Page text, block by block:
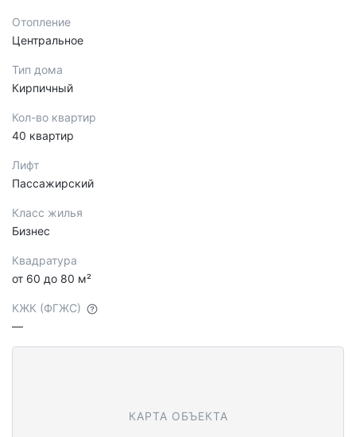
Отопление
Центральное
Тип дома
Кирпичный
Кол-во квартир
40 квартир
Лифт
Пассажирский
Класс жилья
Бизнес
Квадратура
от 60 до 80 м²
КЖК (ФГЖС)
—
КАРТА ОБЪЕКТА